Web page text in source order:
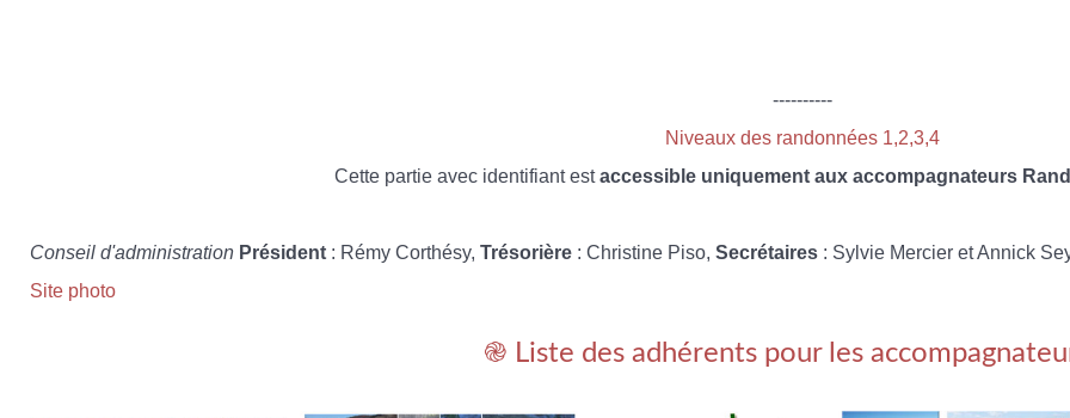
----------
Niveaux des randonnées 1,2,3,4
Cette partie avec identifiant estaccessible uniquement aux accompagnateurs
Conseil d'administration Président : Rémy Corthésy, Trésorière : Christine Piso, Secrétaires : Sylvie Mercier et Annick
Site photo
֎ Liste des adhérents pour les